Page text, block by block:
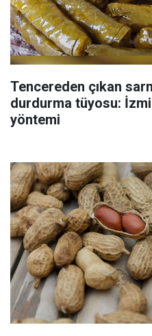
Tencereden çıkan
durdurma tüyosu:
yöntemi